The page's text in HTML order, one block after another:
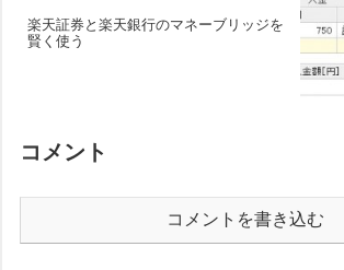
楽天証券と楽天銀行のマネーブリッジを
賢く使う
コメント
コメントを書き込む